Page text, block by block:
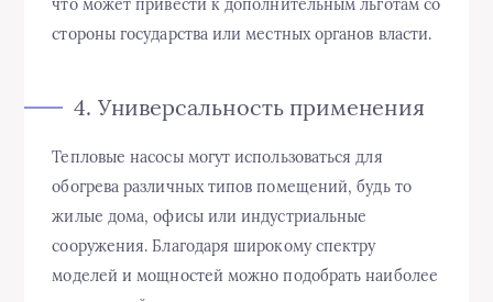
что может привести к дополнительным льготам со
стороны государства или местных органов власти.
4. Универсальность применения
Тепловые насосы могут использоваться для
обогрева различных типов помещений, будь то
жилые дома, офисы или индустриальные
сооружения. Благодаря широкому спектру
моделей и мощностей можно подобрать наиболее